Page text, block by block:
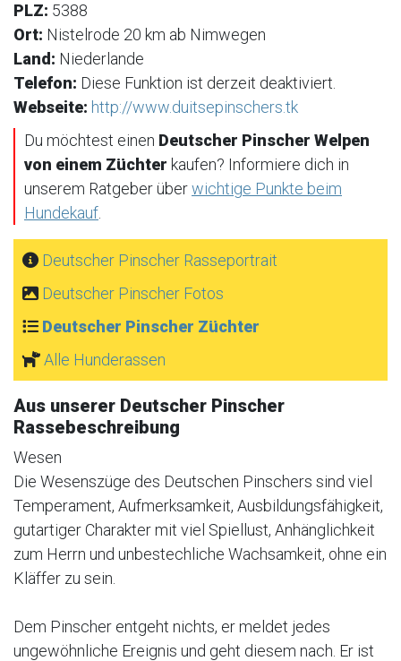
PLZ: 5388
Ort: Nistelrode 20 km ab Nimwegen
Land: Niederlande
Telefon: Diese Funktion ist derzeit deaktiviert.
Webseite: http://www.duitsepinschers.tk
Du möchtest einen Deutscher Pinscher Welpen
von einem Züchter kaufen? Informiere dich in
unserem Ratgeber überwichtige Punkte beim
Hundekauf
Deutscher Pinscher Rasseportrait
Deutscher Pinscher Fotos
Deutscher Pinscher Züchter
Alle Hunderassen
Aus unserer Deutscher Pinscher
Rassebeschreibung
Wesen
Die Wesenszüge des Deutschen Pinschers sind viel
Temperament, Aufmerksamkeit, Ausbildungsfähigkeit,
gutartiger Charakter mit viel Spiellust, Anhänglichkeit
zum Herrn und unbestechliche Wachsamkeit, ohne ein
Kläffer zu sein.
Dem Pinscher entgeht nichts, er meldet jedes
ungewöhnliche Ereignis und geht diesem nach. Er ist